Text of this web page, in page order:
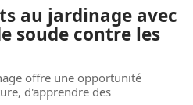
au jardinage avec
soude contre les
offre une opportunité
d'apprendre des